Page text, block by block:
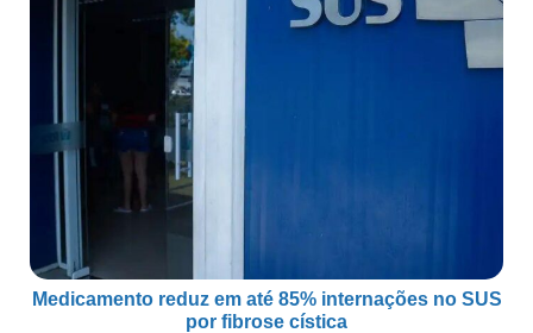
Medicamento reduz em até 85% internações no SUS
por fibrose cística